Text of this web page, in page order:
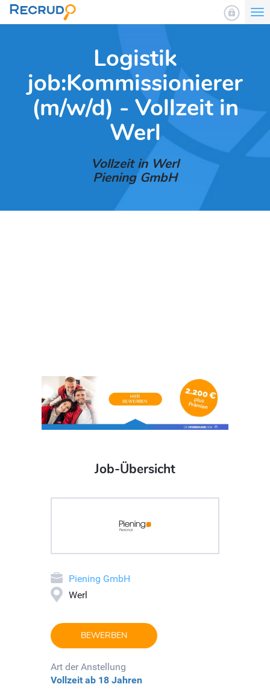
Logistik
job:Kommissionierer
(m/w/d) - Vollzeit in
Werl
Vollzeit in Werl
Piening GmbH
Job-Übersicht
Piening GmbH
Werl
BEWERBEN
Art der Anstellung
Vollzeit ab 18 Jahren